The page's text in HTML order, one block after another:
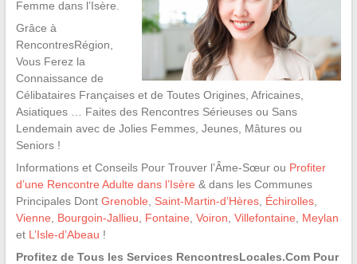
Femme dans l’Isère.
Grâce à
RencontresRégion,
Vous Ferez la
Connaissance de
Célibataires Françaises et de Toutes Origines, Africaines,
Asiatiques … Faites des Rencontres Sérieuses ou Sans
Lendemain avec de Jolies Femmes, Jeunes, Mâtures ou
Seniors !
Informations et Conseils Pour Trouver l’Âme-Sœur ou Profiter
d’une Rencontre Adulte dans l’Isère & dans les Communes
Principales Dont Grenoble Saint-Martin-d’Hères, Échirolles,
Vienne
Bourgoin-Jallieu Fontaine Voiron Villefontaine
Meylan
et L’Isle-d’Abeau !
Profitez de Tous les Services RencontresLocales.Com Pour